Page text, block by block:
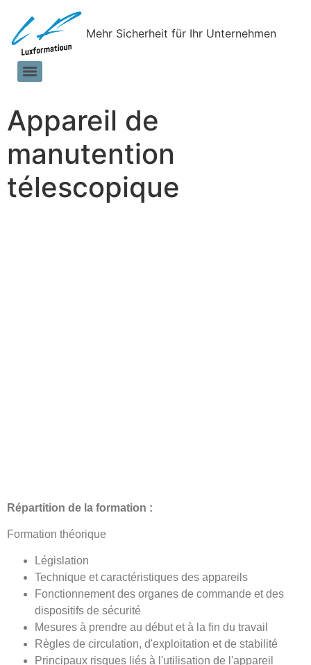
Mehr Sicherheit für Ihr Unternehmen
Appareil de
manutention
télescopique
Répartition de la formation :
Formation théorique
Législation
Technique et caractéristiques des appareils
Fonctionnement des organes de commande et des
dispositifs de sécurité
Mesures à prendre au début et à la fin du travail
Règles de circulation, d'exploitation et de stabilité
Principaux risques liés à l'utilisation de l'appareil